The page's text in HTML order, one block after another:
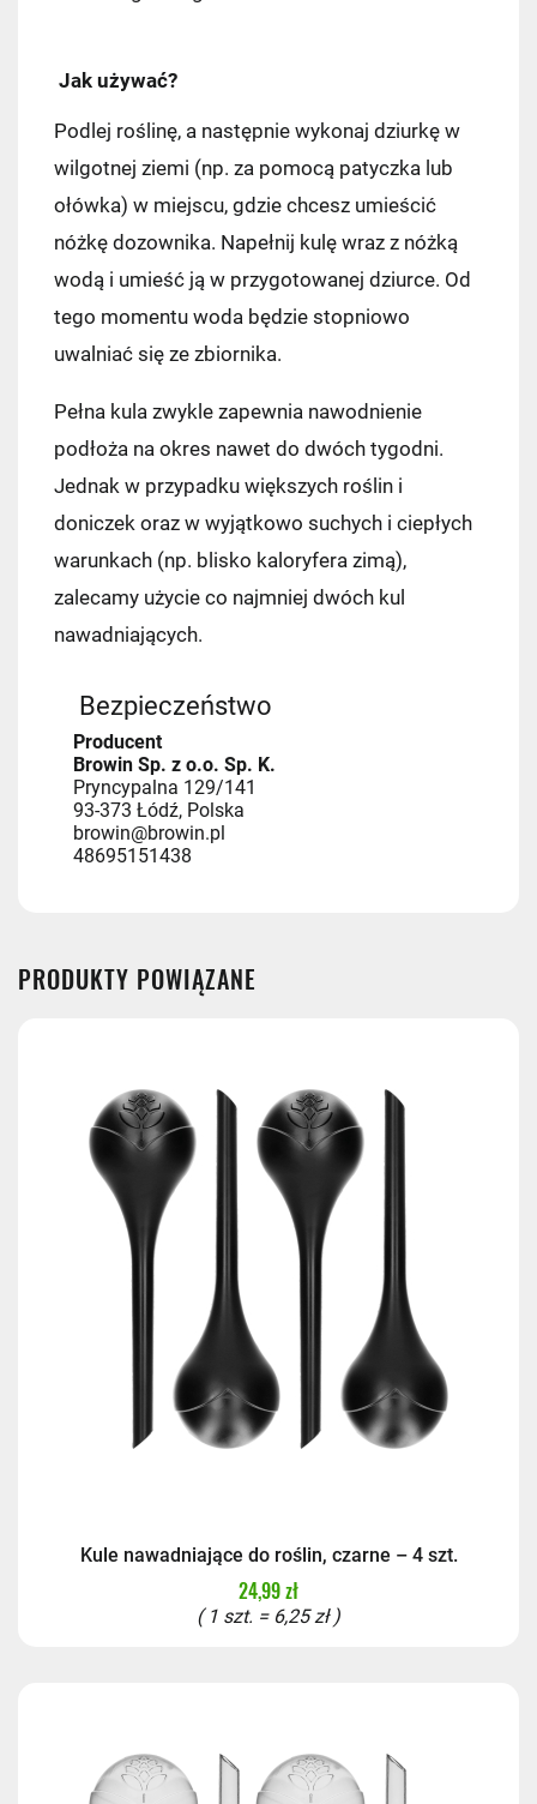
Jak używać?
Podlej roślinę, a następnie wykonaj dziurkę w
wilgotnej ziemi (np. za pomocą patyczka lub
ołówka) w miejscu, gdzie chcesz umieścić
nóżkę dozownika. Napełnij kulę wraz z nóżką
wodą i umieść ją w przygotowanej dziurce. Od
tego momentu woda będzie stopniowo
uwalniać się ze zbiornika.
Pełna kula zwykle zapewnia nawodnienie
podłoża na okres nawet do dwóch tygodni.
Jednak w przypadku większych roślin i
doniczek oraz w wyjątkowo suchych i ciepłych
warunkach (np. blisko kaloryfera zimą),
zalecamy użycie co najmniej dwóch kul
nawadniających.
Bezpieczeństwo
Producent
Browin Sp. z o.o. Sp. K.
Pryncypalna 129/141
93-373 Łódź, Polska
browin@browin.pl
48695151438
PRODUKTY POWIĄZANE
Kule nawadniające do roślin, czarne – 4 szt.
24,99 zł
( 1 szt. = 6,25 zł )